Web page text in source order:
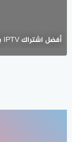
أفضل اشتراك IPTV بالسعودية – تجربة مشاهدة بلا تقطيع وجودة عالية